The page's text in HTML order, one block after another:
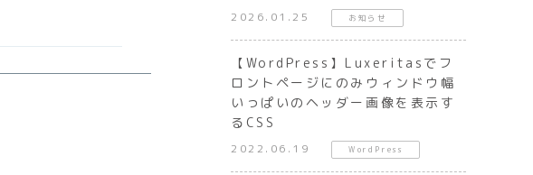
2026.01.25 お知らせ
【WordPress】Luxeritasでフ
ロントページにのみウィンドウ幅
いっぱいのヘッダー画像を表示す
るCSS
2022.06.19 WordPress